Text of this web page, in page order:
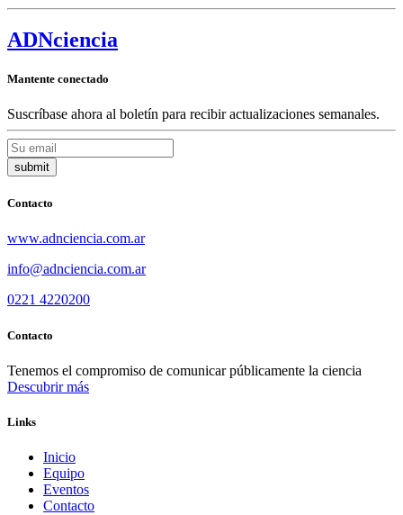
ADNciencia
Mantente conectado
Suscríbase ahora al boletín para recibir actualizaciones semanales.
Contacto
www.adnciencia.com.ar
info@adnciencia.com.ar
0221 4220200
Contacto
Tenemos el compromiso de comunicar públicamente la ciencia
Descubrir más
Links
Inicio
Equipo
Eventos
Contacto